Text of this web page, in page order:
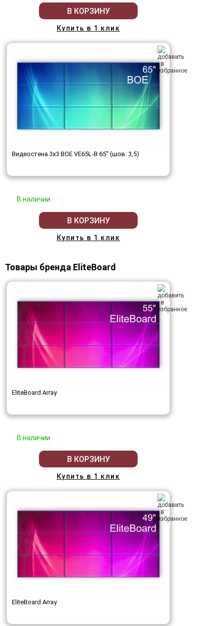
В КОРЗИНУ
Купить в 1 клик
Видеостена 3x3 BOE VE65L-B 65" (шов: 3,5)
В наличии
В КОРЗИНУ
Купить в 1 клик
Товары бренда EliteBoard
EliteBoard Array
В наличии
В КОРЗИНУ
Купить в 1 клик
EliteBoard Array